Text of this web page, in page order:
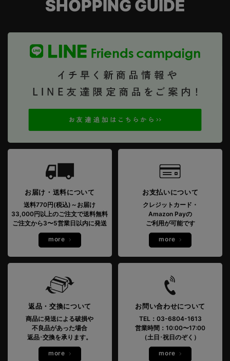
SHOPPING GUIDE
お届け・送料について
送料770円(税込)～お届け
33,000円以上のご注文で送料無料
ご注文から3〜5営業日以内に発送
more
お支払いについて
クレジットカード・
Amazon Payの
ご利用が可能です
more
返品・交換について
商品に発送による破損や
不良品があった場合
返品･交換を承ります。
more
お問い合わせについて
TEL：03-6804-1613
営業時間：10:00〜17:00
（土日･祝日のぞく）
more